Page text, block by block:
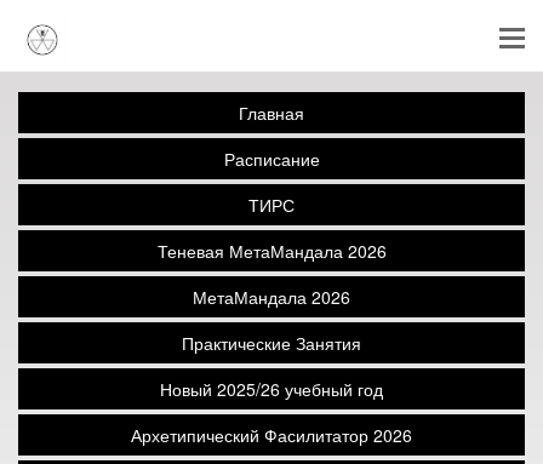
Главная
Расписание
ТИРС
Теневая МетаМандала 2026
МетаМандала 2026
Практические Занятия
Новый 2025/26 учебный год
Архетипический Фасилитатор 2026